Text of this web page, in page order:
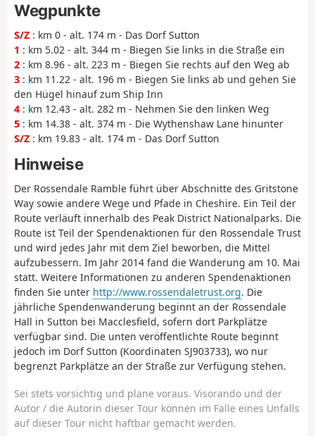
Wegpunkte
S/Z : km 0 - alt. 174 m - Das Dorf Sutton
1 : km 5.02 - alt. 344 m - Biegen Sie links in die Straße ein
2 : km 8.96 - alt. 223 m - Biegen Sie rechts auf den Weg ab
3 : km 11.22 - alt. 196 m - Biegen Sie links ab und gehen Sie
den Hügel hinauf zum Ship Inn
4 : km 12.43 - alt. 282 m - Nehmen Sie den linken Weg
5 : km 14.38 - alt. 374 m - Die Wythenshaw Lane hinunter
S/Z : km 19.83 - alt. 174 m - Das Dorf Sutton
Hinweise
Der Rossendale Ramble führt über Abschnitte des Gritstone
Way sowie andere Wege und Pfade in Cheshire. Ein Teil der
Route verläuft innerhalb des Peak District Nationalparks. Die
Route ist Teil der Spendenaktionen für den Rossendale Trust
und wird jedes Jahr mit dem Ziel beworben, die Mittel
aufzubessern. Im Jahr 2014 fand die Wanderung am 10. Mai
statt. Weitere Informationen zu anderen Spendenaktionen
finden Sie unter http://www.rossendaletrust.org. Die
jährliche Spendenwanderung beginnt an der Rossendale
Hall in Sutton bei Macclesfield, sofern dort Parkplätze
verfügbar sind. Die unten veröffentlichte Route beginnt
jedoch im Dorf Sutton (Koordinaten SJ903733), wo nur
begrenzt Parkplätze an der Straße zur Verfügung stehen.
Sei stets vorsichtig und plane voraus. Visorando und der
Autor / die Autorin dieser Tour können im Falle eines Unfalls
auf dieser Tour nicht haftbar gemacht werden.